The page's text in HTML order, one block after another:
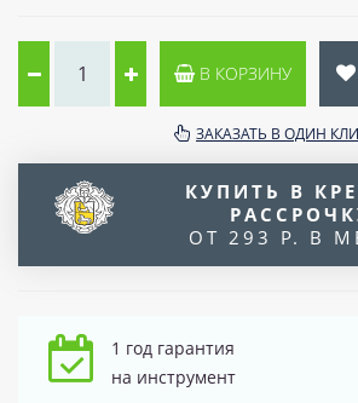
В КОРЗИНУ
ЗАКАЗАТЬ В ОДИН
КУПИТЬ В
ОТ 293 Р. В
1 год гарантия
на инструмент